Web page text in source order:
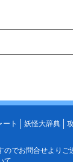
ート 妖怪大辞典
のでお問合せよりご